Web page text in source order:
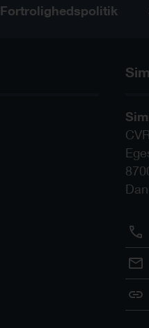
Fortrolighedspolitik